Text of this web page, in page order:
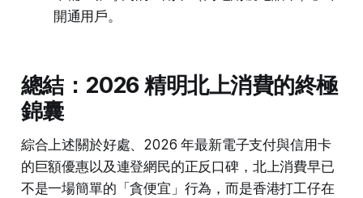
開通用戶。
總結：2026 精明北上消費的終極
錦囊
綜合上述關於好處、2026 年最新電子支付與信用卡
的巨額優惠以及連登網民的正反口碑，北上消費早已
不是一場簡單的「貪便宜」行為，而是香港打工仔在